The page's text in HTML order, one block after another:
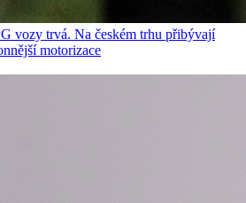
vozy trvá. Na českém trhu přibývají
motorizace